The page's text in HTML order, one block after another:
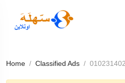
Home Classified Ads